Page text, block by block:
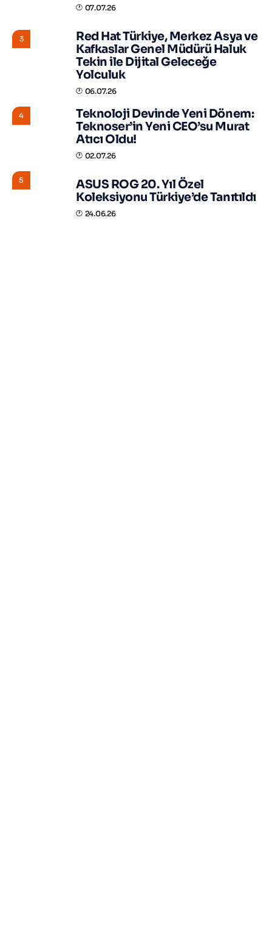
07.07.26
3
Red Hat Türkiye, Merkez Asya ve
Kafkaslar Genel Müdürü Haluk
Tekin ile Dijital Geleceğe
Yolculuk
06.07.26
4
Teknoloji Devinde Yeni Dönem:
Teknoser’in Yeni CEO’su Murat
Atıcı Oldu!
02.07.26
5
ASUS ROG 20. Yıl Özel
Koleksiyonu Türkiye’de Tanıtıldı
24.06.26